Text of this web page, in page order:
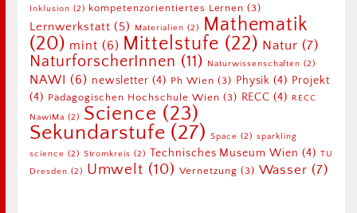
Inklusion (2) kompetenzorientiertes Lernen (3)
Lernwerkstatt (5) Materialien (2)
Mathematik
(20) mint (6) Mittelstufe (22) Natur (7)
NaturforscherInnen (11) Naturwissenschaften (2)
NAWI (6) newsletter (4) Ph Wien (3) Physik (4) Projekt
(4) Pädagogischen Hochschule Wien (3) RECC (4) RECC
NawiMa (2) Science (23)
Sekundarstufe (27) Space (2) sparkling
science (2) Stromkreis (2) Technisches Museum Wien (4) TU
Dresden (2) Umwelt (10) Vernetzung (3) Wasser (7)